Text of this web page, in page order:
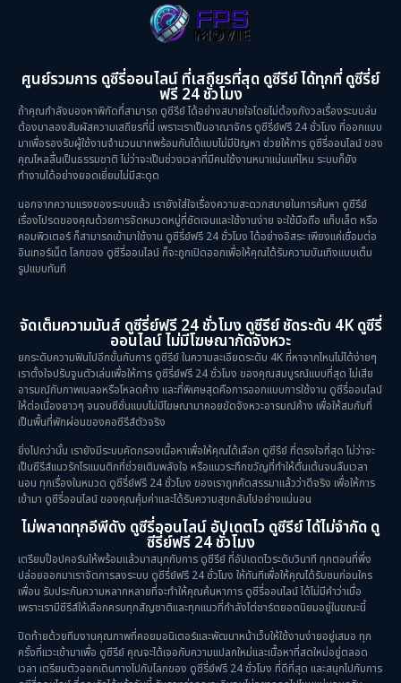
ศูนย์รวมการ ดูซีรี่ออนไลน์ ที่เสถียรที่สุด ดูซีรีย์ ได้ทุกที่ ดูซีรี่ย์
ฟรี 24 ชั่วโมง
ถ้าคุณกำลังมองหาพิกัดที่สามารถ ดูซีรีย์ ได้อย่างสบายใจโดยไม่ต้องกังวลเรื่องระบบล่ม
ต้องมาลองสัมผัสความเสถียรที่นี่ เพราะเราเป็นอาณาจักร ดูซีรี่ย์ฟรี 24 ชั่วโมง ที่ออกแบบ
มาเพื่อรองรับผู้ใช้งานจำนวนมากพร้อมกันได้แบบไม่มีปัญหา ช่วยให้การ ดูซีรี่ออนไลน์ ของ
คุณไหลลื่นเป็นธรรมชาติ ไม่ว่าจะเป็นช่วงเวลาที่มีคนใช้งานหนาแน่นแค่ไหน ระบบก็ยัง
ทำงานได้อย่างยอดเยี่ยมไม่มีสะดุด
นอกจากความแรงของระบบแล้ว เรายังใส่ใจเรื่องความสะดวกสบายในการค้นหา ดูซีรีย์
เรื่องโปรดของคุณด้วยการจัดหมวดหมู่ที่ชัดเจนและใช้งานง่าย จะใช้มือถือ แท็บเล็ต หรือ
คอมพิวเตอร์ ก็สามารถเข้ามาใช้งาน ดูซีรี่ย์ฟรี 24 ชั่วโมง ได้อย่างอิสระ เพียงแค่เชื่อมต่อ
อินเทอร์เน็ต โลกของ ดูซีรี่ออนไลน์ ก็จะถูกเปิดออกเพื่อให้คุณได้รับความบันเทิงแบบเต็ม
รูปแบบทันที
จัดเต็มความมันส์ ดูซีรี่ย์ฟรี 24 ชั่วโมง ดูซีรีย์ ชัดระดับ 4K ดูซีรี่
ออนไลน์ ไม่มีโฆษณากัดจังหวะ
ยกระดับความฟินไปอีกขั้นกับการ ดูซีรีย์ ในความละเอียดระดับ 4K ที่หาจากไหนไม่ได้ง่ายๆ
เราตั้งใจปรับจูนตัวเล่นเพื่อให้การ ดูซีรี่ย์ฟรี 24 ชั่วโมง ของคุณสมบูรณ์แบบที่สุด ไม่เสีย
อารมณ์กับภาพเบลอหรือโหลดค้าง และที่พิเศษสุดคือการออกแบบการใช้งาน ดูซีรี่ออนไลน์
ให้ต่อเนื่องยาวๆ จนจบซีซั่นแบบไม่มีโฆษณามาคอยขัดจังหวะอารมณ์ค้าง เพื่อให้สมกับที่
เป็นพื้นที่พักผ่อนของคอซีรีส์ตัวจริง
ยิ่งไปกว่านั้น เรายังมีระบบคัดกรองเนื้อหาเพื่อให้คุณได้เลือก ดูซีรีย์ ที่ตรงใจที่สุด ไม่ว่าจะ
เป็นซีรีส์แนวรักโรแมนติกที่ช่วยเติมพลังใจ หรือแนวระทึกขวัญที่ทำให้ตื่นเต้นจนลืมเวลา
นอน ทุกเรื่องในหมวด ดูซีรี่ย์ฟรี 24 ชั่วโมง ของเราถูกคัดสรรมาแล้วว่าดีจริง เพื่อให้การ
เข้ามา ดูซีรี่ออนไลน์ ของคุณคุ้มค่าและได้รับความสุขกลับไปอย่างแน่นอน
ไม่พลาดทุกอีพีดัง ดูซีรี่ออนไลน์ อัปเดตไว ดูซีรีย์ ได้ไม่จำกัด ดู
ซีรี่ย์ฟรี 24 ชั่วโมง
เตรียมป๊อปคอร์นให้พร้อมแล้วมาสนุกกับการ ดูซีรีย์ ที่อัปเดตไวระดับวินาที ทุกตอนที่พึ่ง
ปล่อยออกมาเราจัดการลงระบบ ดูซีรี่ย์ฟรี 24 ชั่วโมง ให้ทันทีเพื่อให้คุณได้รับชมก่อนใคร
เพื่อน รับประกันความหลากหลายที่จะทำให้คุณค้นหาการ ดูซีรี่ออนไลน์ ได้ไม่มีคำว่าเบื่อ
เพราะเรามีซีรีส์ให้เลือกครบทุกสัญชาติและทุกแนวที่กำลังไต่ชาร์ตยอดนิยมอยู่ในขณะนี้
ปิดท้ายด้วยทีมงานคุณภาพที่คอยมอนิเตอร์และพัฒนาหน้าเว็บให้ใช้งานง่ายอยู่เสมอ ทุก
ครั้งที่แวะเข้ามาเพื่อ ดูซีรีย์ คุณจะได้เจอกับความแปลกใหม่และเนื้อหาที่สดใหม่อยู่ตลอด
เวลา เตรียมตัวออกเดินทางไปกับโลกของ ดูซีรี่ย์ฟรี 24 ชั่วโมง ที่ดีที่สุด และสนุกไปกับการ